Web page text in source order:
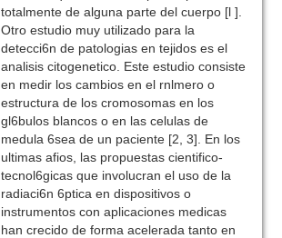
totalmente de alguna parte del cuerpo [l ].
Otro estudio muy utilizado para la
detecci6n de patologias en tejidos es el
analisis citogenetico. Este estudio consiste
en medir los cambios en el rnlmero o
estructura de los cromosomas en los
gl6bulos blancos o en las celulas de
medula 6sea de un paciente [2, 3]. En los
ultimas afios, las propuestas cientifico-
tecnol6gicas que involucran el uso de la
radiaci6n 6ptica en dispositivos o
instrumentos con aplicaciones medicas
han crecido de forma acelerada tanto en